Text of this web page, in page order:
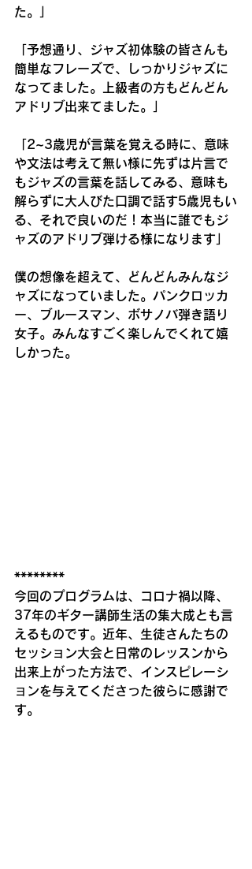
た。」
「予想通り、ジャズ初体験の皆さんも
簡単なフレーズで、しっかりジャズに
なってました。上級者の方もどんどん
アドリブ出来てました。」
「2~3歳児が言葉を覚える時に、意味
や文法は考えて無い様に先ずは片言で
もジャズの言葉を話してみる、意味も
解らずに大人びた口調で話す5歳児もい
る、それで良いのだ！本当に誰でもジ
ャズのアドリブ弾ける様になります」
僕の想像を超えて、どんどんみんなジ
ャズになっていました。パンクロッカ
ー、ブルースマン、ボサノバ弾き語り
女子。みんなすごく楽しんでくれて嬉
しかった。
********
今回のプログラムは、コロナ禍以降、
37年のギター講師生活の集大成とも言
えるものです。近年、生徒さんたちの
セッション大会と日常のレッスンから
出来上がった方法で、インスピレーシ
ョンを与えてくださった彼らに感謝で
す。